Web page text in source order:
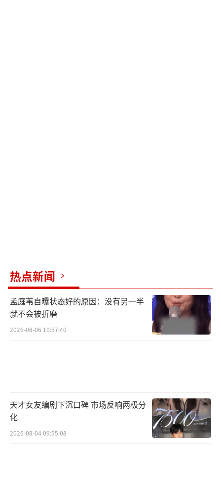
4、自己选的专业即使哭着也要弹下去！
热点新闻
孟庭苇自曝状态好的原因：没有另一半
就不会被折磨
2026-08-06 10:57:40
天才女友编剧下沉口碑 市场反响两极分
化
2026-08-04 09:55:08